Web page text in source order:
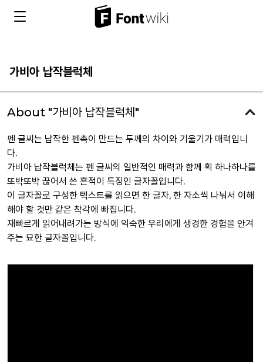
가비아 납작블럭체
About "가비아 납작블럭체"
펜 글씨는 납작한 펜촉이 만드는 두께의 차이와 기울기가 매력입니
다.
가비아 납작블럭체는 펜 글씨의 일반적인 매력과 함께 획 하나하나를
또박또박 끊어서 쓴 흔적이 특징인 글자꼴입니다.
이 글자꼴로 구성한 텍스트를 읽으면 한 글자, 한 자소씩 나눠서 이해
해야 할 것만 같은 착각에 빠집니다.
재빠르게 읽어내려가는 방식에 익숙한 우리에게 생경한 경험을 안겨
주는 묘한 글자꼴입니다.